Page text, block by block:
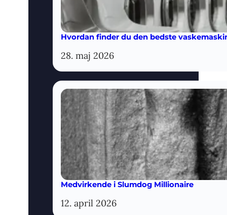
Hvordan finder du den bedste
28. maj 2026
Medvirkende i Slumdog Millionaire
12. april 2026